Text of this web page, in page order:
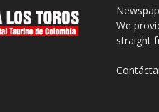
We
straight